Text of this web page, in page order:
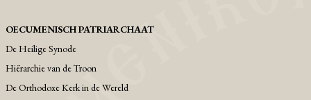
OECUMENISCH PATRIARCHAAT
De Heilige Synode
Hiërarchie van de Troon
De Orthodoxe Kerk in de Wereld